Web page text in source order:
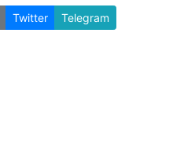
Twitter Telegram